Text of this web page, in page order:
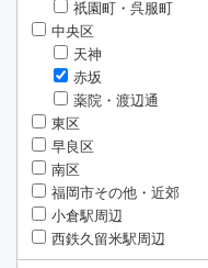
祇園町・呉服町
中央区
天神
赤坂
薬院・渡辺通
東区
早良区
南区
福岡市その他・近郊
小倉駅周辺
西鉄久留米駅周辺